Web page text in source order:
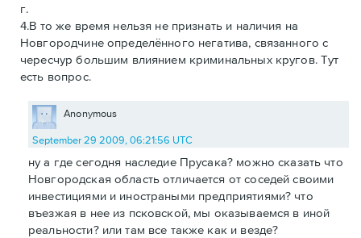
г.
4.В то же время нельзя не признать и наличия на
Новгородчине определённого негатива, связанного с
чересчур большим влиянием криминальных кругов. Тут
есть вопрос.
Anonymous
September 29 2009, 06:21:56 UTC
ну а где сегодня наследие Прусака? можно сказать что
Новгородская область отличается от соседей своими
инвестициями и иностраными предприятиями? что
въезжая в нее из псковской, мы оказываемся в иной
реальности? или там все также как и везде?